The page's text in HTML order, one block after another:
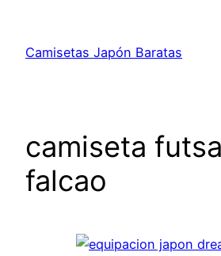
contenido
Camisetas Japón Baratas
camiseta
falcao